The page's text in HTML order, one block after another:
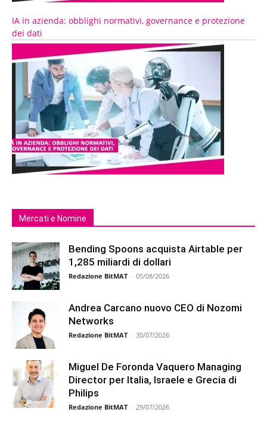
IA in azienda: obblighi normativi, governance e protezione
dei dati
Mercati e Nomine
Bending Spoons acquista Airtable per
1,285 miliardi di dollari
Redazione BitMAT - 05/08/2026
Andrea Carcano nuovo CEO di Nozomi
Networks
Redazione BitMAT - 30/07/2026
Miguel De Foronda Vaquero Managing
Director per Italia, Israele e Grecia di
Philips
Redazione BitMAT - 29/07/2026